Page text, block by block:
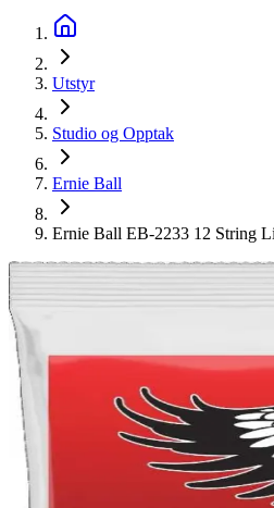
Utstyr
Studio og Opptak
Ernie Ball
Ernie Ball EB-2233 12 String